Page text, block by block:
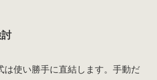
は使い勝手に直結します。手動だ